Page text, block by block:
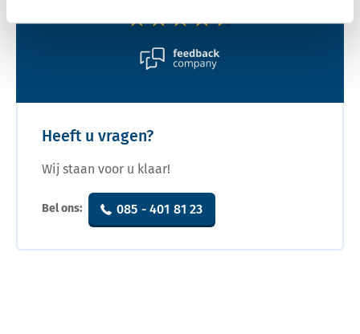
★★★★★
★★★★★
Heeft u vragen?
Wij staan voor u klaar!
Bel ons: 085 - 401 81 23